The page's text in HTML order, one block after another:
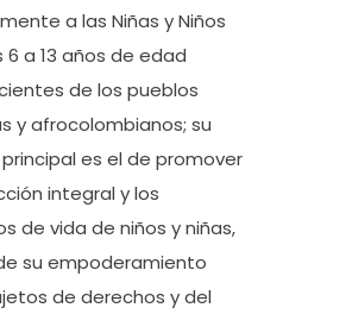
a las Niñas y Niños
6 a 13 años de edad
de los pueblos
y afrocolombianos; su
es el de promover
integral y los
de vida de niños y niñas,
su empoderamiento
de derechos y del